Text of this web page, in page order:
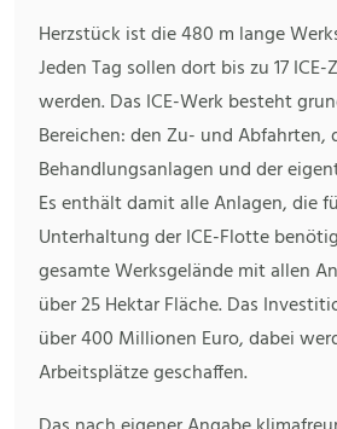
Herzstück ist die 480 m lange
Jeden Tag sollen dort bis zu 17
werden. Das ICE-Werk besteht
Bereichen: den Zu- und Abfahrten,
Behandlungsanlagen und der
Es enthält damit alle Anlagen, die
Unterhaltung der ICE-Flotte
gesamte Werksgelände mit allen
über 25 Hektar Fläche. Das
über 400 Millionen Euro, dabei
Arbeitsplätze geschaffen.